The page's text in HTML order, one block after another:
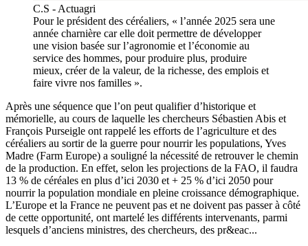
C.S - Actuagri
Pour le président des céréaliers, « l’année 2025 sera une
année charnière car elle doit permettre de développer
une vision basée sur l’agronomie et l’économie au
service des hommes, pour produire plus, produire
mieux, créer de la valeur, de la richesse, des emplois et
faire vivre nos familles ».
Après une séquence que l’on peut qualifier d’historique et
mémorielle, au cours de laquelle les chercheurs Sébastien Abis et
François Purseigle ont rappelé les efforts de l’agriculture et des
céréaliers au sortir de la guerre pour nourrir les populations, Yves
Madre (Farm Europe) a souligné la nécessité de retrouver le chemin
de la production. En effet, selon les projections de la FAO, il faudra
13 % de céréales en plus d’ici 2030 et + 25 % d’ici 2050 pour
nourrir la population mondiale en pleine croissance démographique.
L’Europe et la France ne peuvent pas et ne doivent pas passer à côté
de cette opportunité, ont martelé les différents intervenants, parmi
lesquels d’anciens ministres, des chercheurs, des pr&eac...